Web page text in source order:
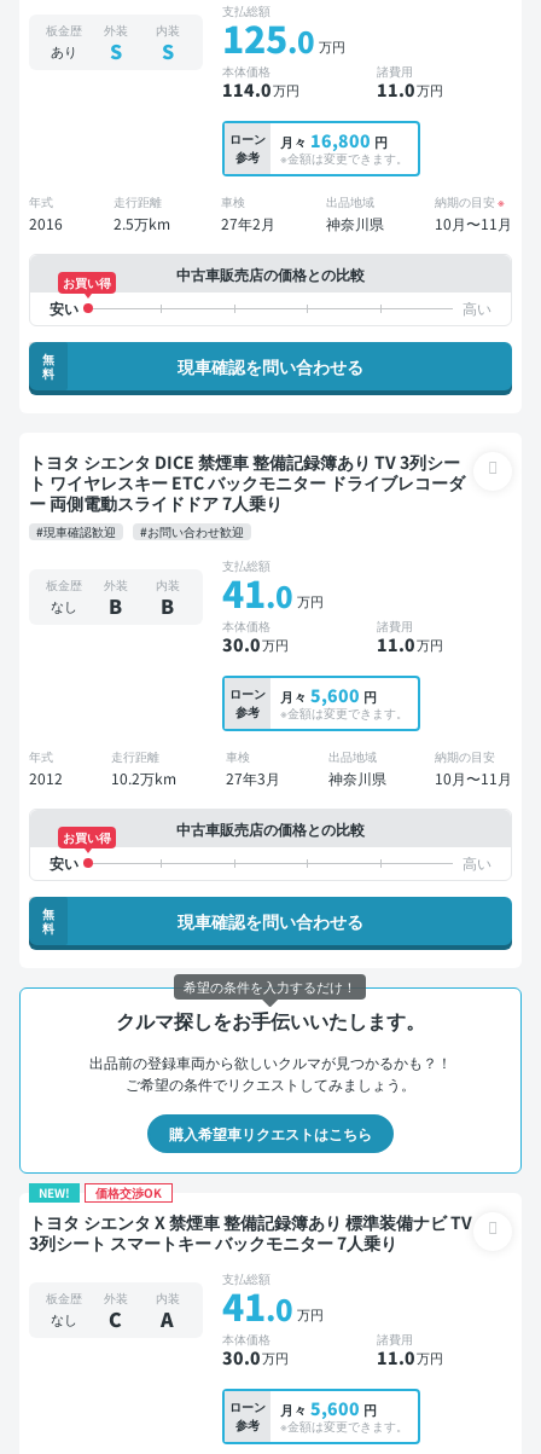
板金歴
あり
外装
S
内装
S
支払総額
125.0 万円
本体価格
114.0万円
諸費用
11.0万円
ローン
参考
月々 16,800 円
※金額は変更できます。
年式
2016
走行距離
2.5万km
車検
27年2月
出品地域
神奈川県
納期の目安 ※
10月〜11月
中古車販売店の価格との比較
お買い得
無
料
現車確認を問い合わせる
トヨタ シエンタ DICE 禁煙車 整備記録簿あり TV 3列シー
ト ワイヤレスキー ETC バックモニター ドライブレコーダ
ー 両側電動スライドドア 7人乗り
#現車確認歓迎 #お問い合わせ歓迎
板金歴
なし
外装
B
内装
B
支払総額
41.0 万円
本体価格
30.0万円
諸費用
11.0万円
ローン
参考
月々 5,600 円
※金額は変更できます。
年式
2012
走行距離
10.2万km
車検
27年3月
出品地域
神奈川県
納期の目安
10月〜11月
中古車販売店の価格との比較
お買い得
無
料
現車確認を問い合わせる
クルマ探しをお手伝いいたします。
出品前の登録車両から欲しいクルマが見つかるかも？！
ご希望の条件でリクエストしてみましょう。
購入希望車リクエストはこちら
NEW! 価格交渉OK
トヨタ シエンタ X 禁煙車 整備記録簿あり 標準装備ナビ TV
3列シート スマートキー バックモニター 7人乗り
板金歴
なし
外装
C
内装
A
支払総額
41.0 万円
本体価格
30.0万円
諸費用
11.0万円
ローン
参考
月々 5,600 円
※金額は変更できます。
希望の条件を入力するだけ！